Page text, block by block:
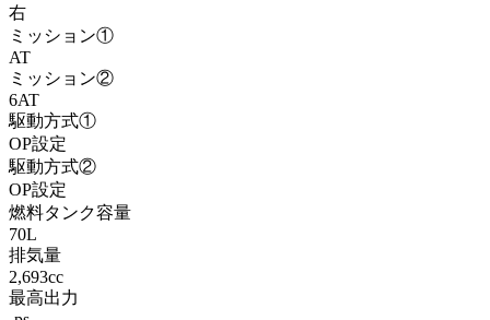
右
ミッション①
AT
ミッション②
6AT
駆動方式①
OP設定
駆動方式②
OP設定
燃料タンク容量
70L
排気量
2,693cc
最高出力